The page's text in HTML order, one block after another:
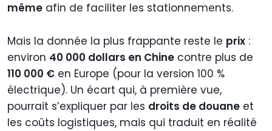
même afin de faciliter les stationnements.
Mais la donnée la plus frappante reste le prix :
environ 40 000 dollars en Chine contre plus de
110 000 € en Europe (pour la version 100 %
électrique). Un écart qui, à première vue,
pourrait s’expliquer par les droits de douane et
les coûts logistiques, mais qui traduit en réalité